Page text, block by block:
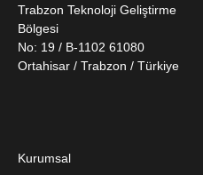
Trabzon Teknoloji Geliştirme
Bölgesi
No: 19 / B-1102 61080
Ortahisar / Trabzon / Türkiye
Kurumsal